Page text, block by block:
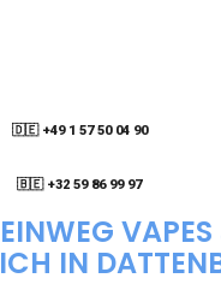
🇩🇪 +49 1 57 50 04 90
🇧🇪 +32 59 86 99 97
VAPES
IN